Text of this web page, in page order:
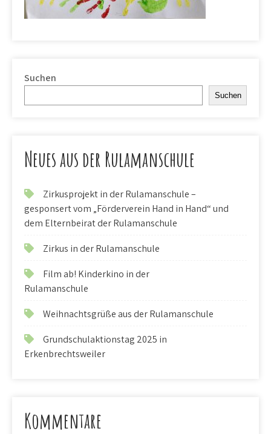
Suchen
Suchen
Neues aus der Rulamanschule
Zirkusprojekt in der Rulamanschule –
gesponsert vom „Förderverein Hand in Hand“ und
dem Elternbeirat der Rulamanschule
Zirkus in der Rulamanschule
Film ab! Kinderkino in der
Rulamanschule
Weihnachtsgrüße aus der Rulamanschule
Grundschulaktionstag 2025 in
Erkenbrechtsweiler
Kommentare